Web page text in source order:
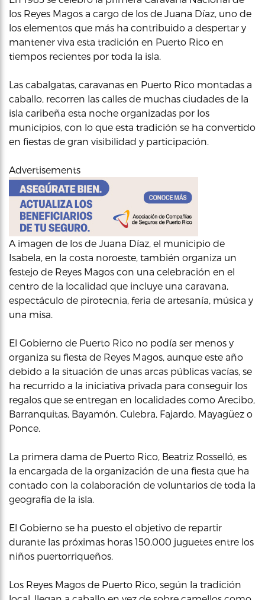
los Reyes Magos a cargo de los de Juana Díaz, uno de
los elementos que más ha contribuido a despertar y
mantener viva esta tradición en Puerto Rico en
tiempos recientes por toda la isla.
Las cabalgatas, caravanas en Puerto Rico montadas a
caballo, recorren las calles de muchas ciudades de la
isla caribeña esta noche organizadas por los
municipios, con lo que esta tradición se ha convertido
en fiestas de gran visibilidad y participación.
Advertisements
A imagen de los de Juana Díaz, el municipio de
Isabela, en la costa noroeste, también organiza un
festejo de Reyes Magos con una celebración en el
centro de la localidad que incluye una caravana,
espectáculo de pirotecnia, feria de artesanía, música y
una misa.
El Gobierno de Puerto Rico no podía ser menos y
organiza su fiesta de Reyes Magos, aunque este año
debido a la situación de unas arcas públicas vacías, se
ha recurrido a la iniciativa privada para conseguir los
regalos que se entregan en localidades como Arecibo,
Barranquitas, Bayamón, Culebra, Fajardo, Mayagüez o
Ponce.
La primera dama de Puerto Rico, Beatriz Rosselló, es
la encargada de la organización de una fiesta que ha
contado con la colaboración de voluntarios de toda la
geografía de la isla.
El Gobierno se ha puesto el objetivo de repartir
durante las próximas horas 150.000 juguetes entre los
niños puertorriqueños.
Los Reyes Magos de Puerto Rico, según la tradición